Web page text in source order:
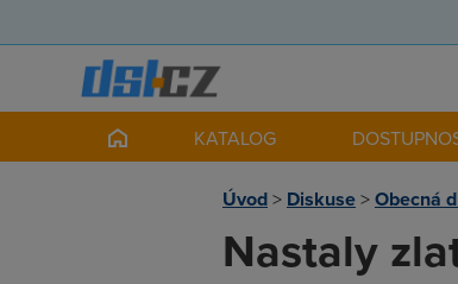
KATALOG
Úvod> Diskuse>Obecná
Nastaly